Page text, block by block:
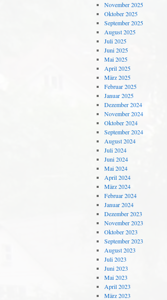
November 2025
Oktober 2025
September 2025
August 2025
Juli 2025
Juni 2025
Mai 2025
April 2025
März 2025
Februar 2025
Januar 2025
Dezember 2024
November 2024
Oktober 2024
September 2024
August 2024
Juli 2024
Juni 2024
Mai 2024
April 2024
März 2024
Februar 2024
Januar 2024
Dezember 2023
November 2023
Oktober 2023
September 2023
August 2023
Juli 2023
Juni 2023
Mai 2023
April 2023
März 2023